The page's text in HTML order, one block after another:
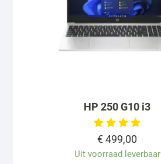
HP 250 G10 i3
€499,00
Uit voorraad leverbaar